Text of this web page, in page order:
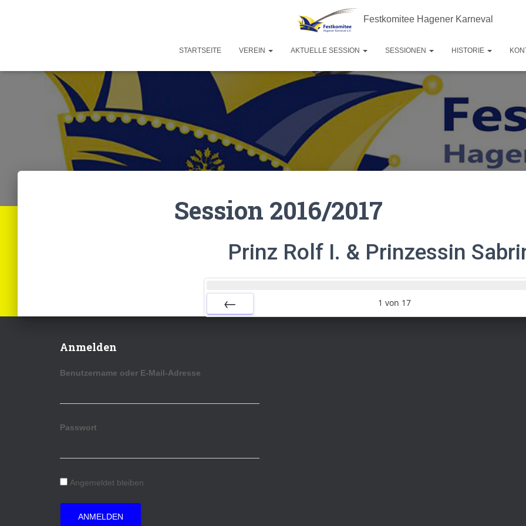
Festkomitee Hagener Karneval
STARTSEITE VEREIN AKTUELLE SESSION SESSIONEN HISTORIE
Session 2016/2017
Prinz Rolf I. & Prinzessin
1 von 17
Anmelden
Benutzername oder E-Mail-Adresse
Passwort
Angemeldet bleiben
ANMELDEN